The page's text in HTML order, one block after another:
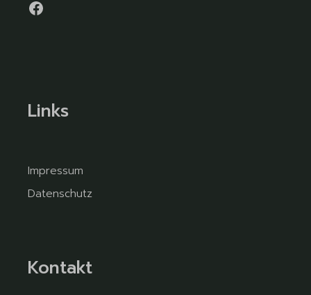
Links
Impressum
Datenschutz
Kontakt